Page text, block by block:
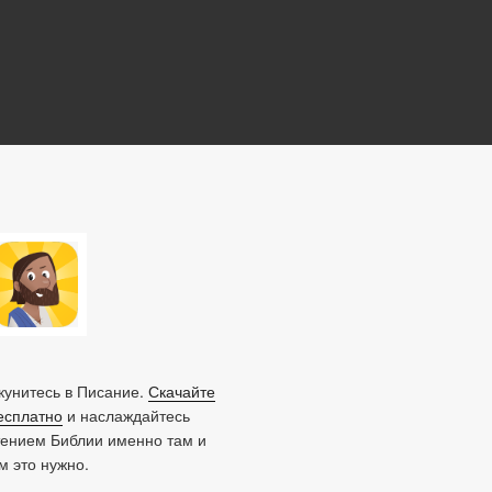
в Писание. Скачайте
и наслаждайтесь
Библии именно там и
это нужно.